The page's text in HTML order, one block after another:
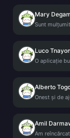
Mary
Sunt
Luco
O aplicație
Alberto
Onest și de
Amil
Am